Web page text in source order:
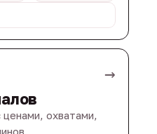
→
охватами,